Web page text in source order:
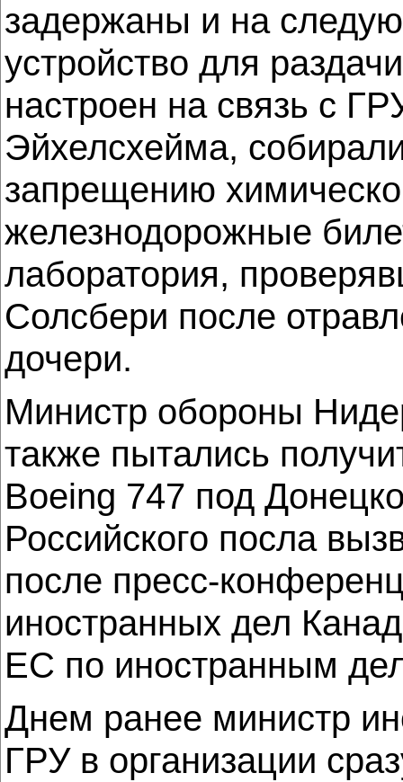
задержаны и на
устройство для
настроен на связь с
Эйхелсхейма,
запрещению
железнодорожные
лаборатория,
Солсбери после
дочери.
Министр обороны
также пытались
Boeing 747 под
Российского посла
после пресс-
иностранных дел
ЕС по иностранным
Днем ранее министр
ГРУ в организации